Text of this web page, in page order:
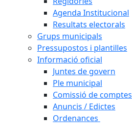
Agenda Institucional
Resultats electorals
Grups municipals
Pressupostos i plantilles
Informació oficial
Juntes de govern
Ple municipal
Comissió de comptes
Anuncis / Edictes
Ordenances